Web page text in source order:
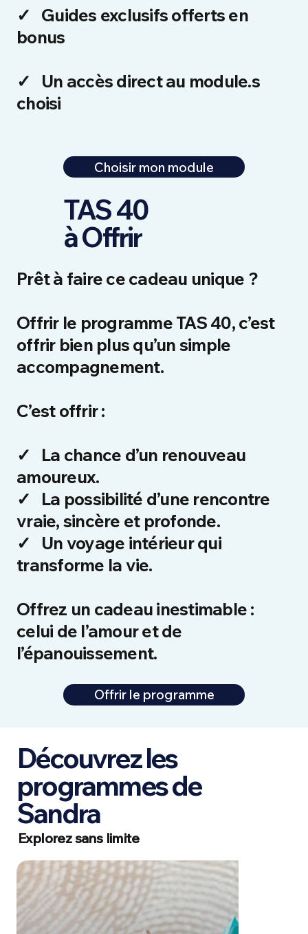
✓
Guides exclusifs offerts en
bonus
✓ Un accès direct au module.s
choisi
Choisir mon module
TAS 40
à Offrir
Prêt à faire ce cadeau unique ?
Offrir le programme TAS 40, c’est
offrir bien plus qu’un simple
accompagnement.
C’est offrir :
✓
La chance d’un renouveau
amoureux.
✓
La possibilité d’une rencontre
vraie, sincère et profonde.
✓
Un voyage intérieur qui
transforme la vie.
Offrez un cadeau inestimable :
celui de l’amour et de
l’épanouissement.
Offrir le programme
Découvrez les
programmes de
Sandra
Explorez sans limite